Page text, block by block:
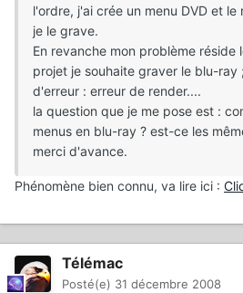
l'ordre, j'ai crée un menu DVD et
je le grave.
En revanche mon problème réside
projet je souhaite graver le blu-ray
d'erreur : erreur de render....
la question que je me pose est :
menus en blu-ray ? est-ce les
merci d'avance.
Phénomène bien connu, va lire ici :
Télémac
Posté(e) 31 décembre 2008